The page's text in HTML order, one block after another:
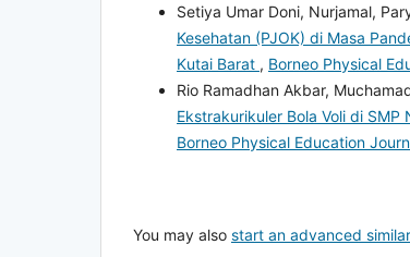
Setiya Umar Doni, Nurjamal,
Kesehatan (PJOK) di Masa
Kutai Barat , Borneo Physical
Rio Ramadhan Akbar,
Ekstrakurikuler Bola Voli di SMP
Borneo Physical Education
You may also start an advanced